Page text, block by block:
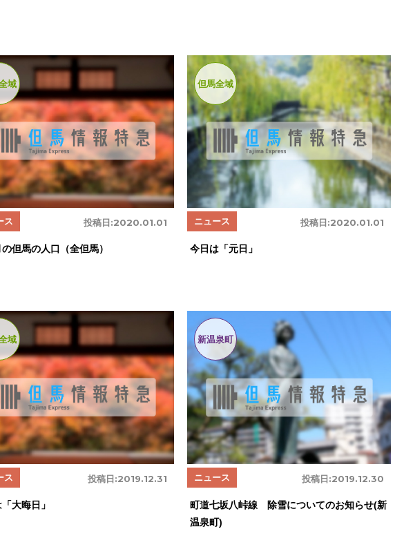
域
投稿日:2020.01.01
ス
の但馬の人口（全但馬）
但馬全域
投稿日:2020.01.01
ニュース
今日は「元日」
域
投稿日:2019.12.31
ス
大晦日」
新温泉町
投稿日:2019.12.30
ニュース
町道七坂八峠線 除雪についてのお知らせ(新
温泉町)